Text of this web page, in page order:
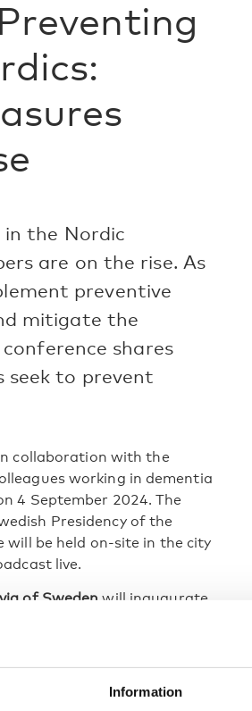
Information
the Nordic
are on the rise. As
preventive
mitigate the
shares
seek to prevent
collaboration with the
working in dementia
4 September 2024. The
Presidency of the
will be held on-site in the city
live.
of Sweden will inaugurate